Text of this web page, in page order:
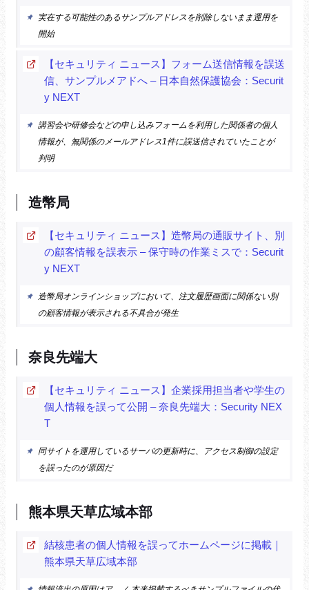
実在する可能性のあるサンプルアドレスを削除しないまま運用を
開始
【セキュリティ ニュース】フォーム送信情報を誤送
信、サンプルメアドへ – 日本自然保護協会：Securit
y NEXT
講習会や研修会などの申し込みフォームを利用した関係者の個人
情報が、無関係のメールアドレス1件に誤送信されていたことが
判明
造幣局
【セキュリティ ニュース】造幣局の通販サイト、別
の顧客情報を誤表示 – 保守時の作業ミスで：Securit
y NEXT
造幣局オンラインショップにおいて、注文履歴画面に関係ない別
の顧客情報が表示される不具合が発生
奈良先端大
【セキュリティ ニュース】企業採用担当者や学生の
個人情報を誤って公開 – 奈良先端大：Security NEX
T
同サイトを運用しているサーバの更新時に、アクセス制御の設定
を誤ったのが原因だ
熊本県天草広域本部
結核患者の個人情報を誤ってホームページに掲載｜
熊本県天草広域本部